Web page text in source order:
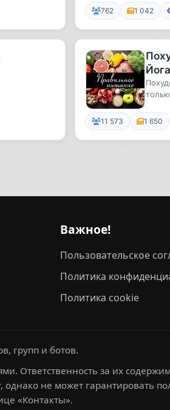
762 1 042
Йога
11 573 1 650
Важное!
Пользовательское
Политика
Политика cookie
групп и ботов.
Ответственность за их
однако не может гарантировать
«Контакты».